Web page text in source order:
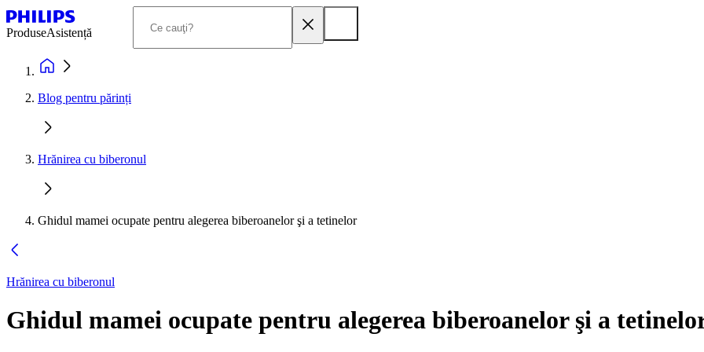
ProduseAsistență
Blog pentru părinți
Hrănirea cu biberonul
Ghidul mamei ocupate pentru alegerea biberoanelor şi a tetinelor
Hrănirea cu biberonul
Ghidul mamei ocupate pentru alegerea biberoanelor şi a